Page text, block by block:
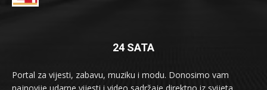
24 SATA
Portal za vijesti, zabavu, muziku i modu. Donosimo vam